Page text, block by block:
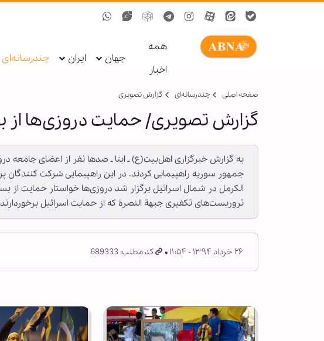
همه
اخبار
جهان ایران چندرسانه‌ای
صفحه اصلی چندرسانه‌ای گزارش تصويری
گزارش تصویری/ حمایت دروزی‌ها از
به گزارش خبرگزاری اهل‌بیت(ع) ـ ابنا ـ صدها نفر از اعضای
جمهور سوریه راهپیمایی کردند. در این راهپیمایی شرکت
تروریست‌های تکفیری جبهة النصرة که از حمایت اسرائیل
۲۶ خرداد ۱۳۹۴ - ۱۱:۵۴ کد مطلب: 689333